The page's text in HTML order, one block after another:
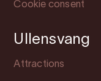
Cookie consent
Ullensvang
Attractions